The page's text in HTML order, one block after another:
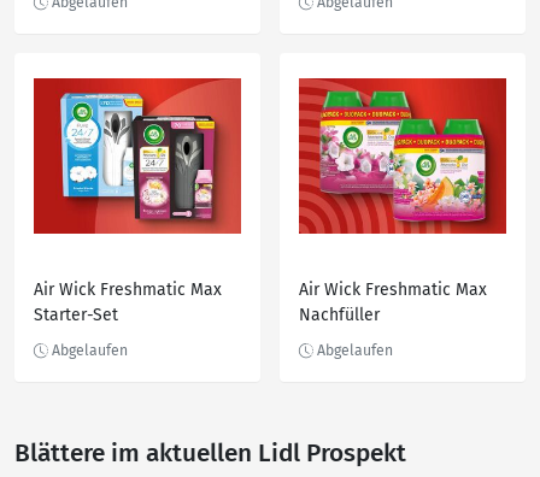
Farbwechselfunktion
Air Wick Freshmatic Max
Starter-Set
Air Wick Freshmatic Max
Nachfüller
Blättere im aktuellen Lidl Prospekt